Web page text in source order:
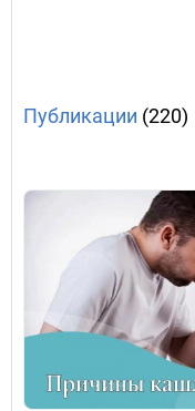
Публикации (220)